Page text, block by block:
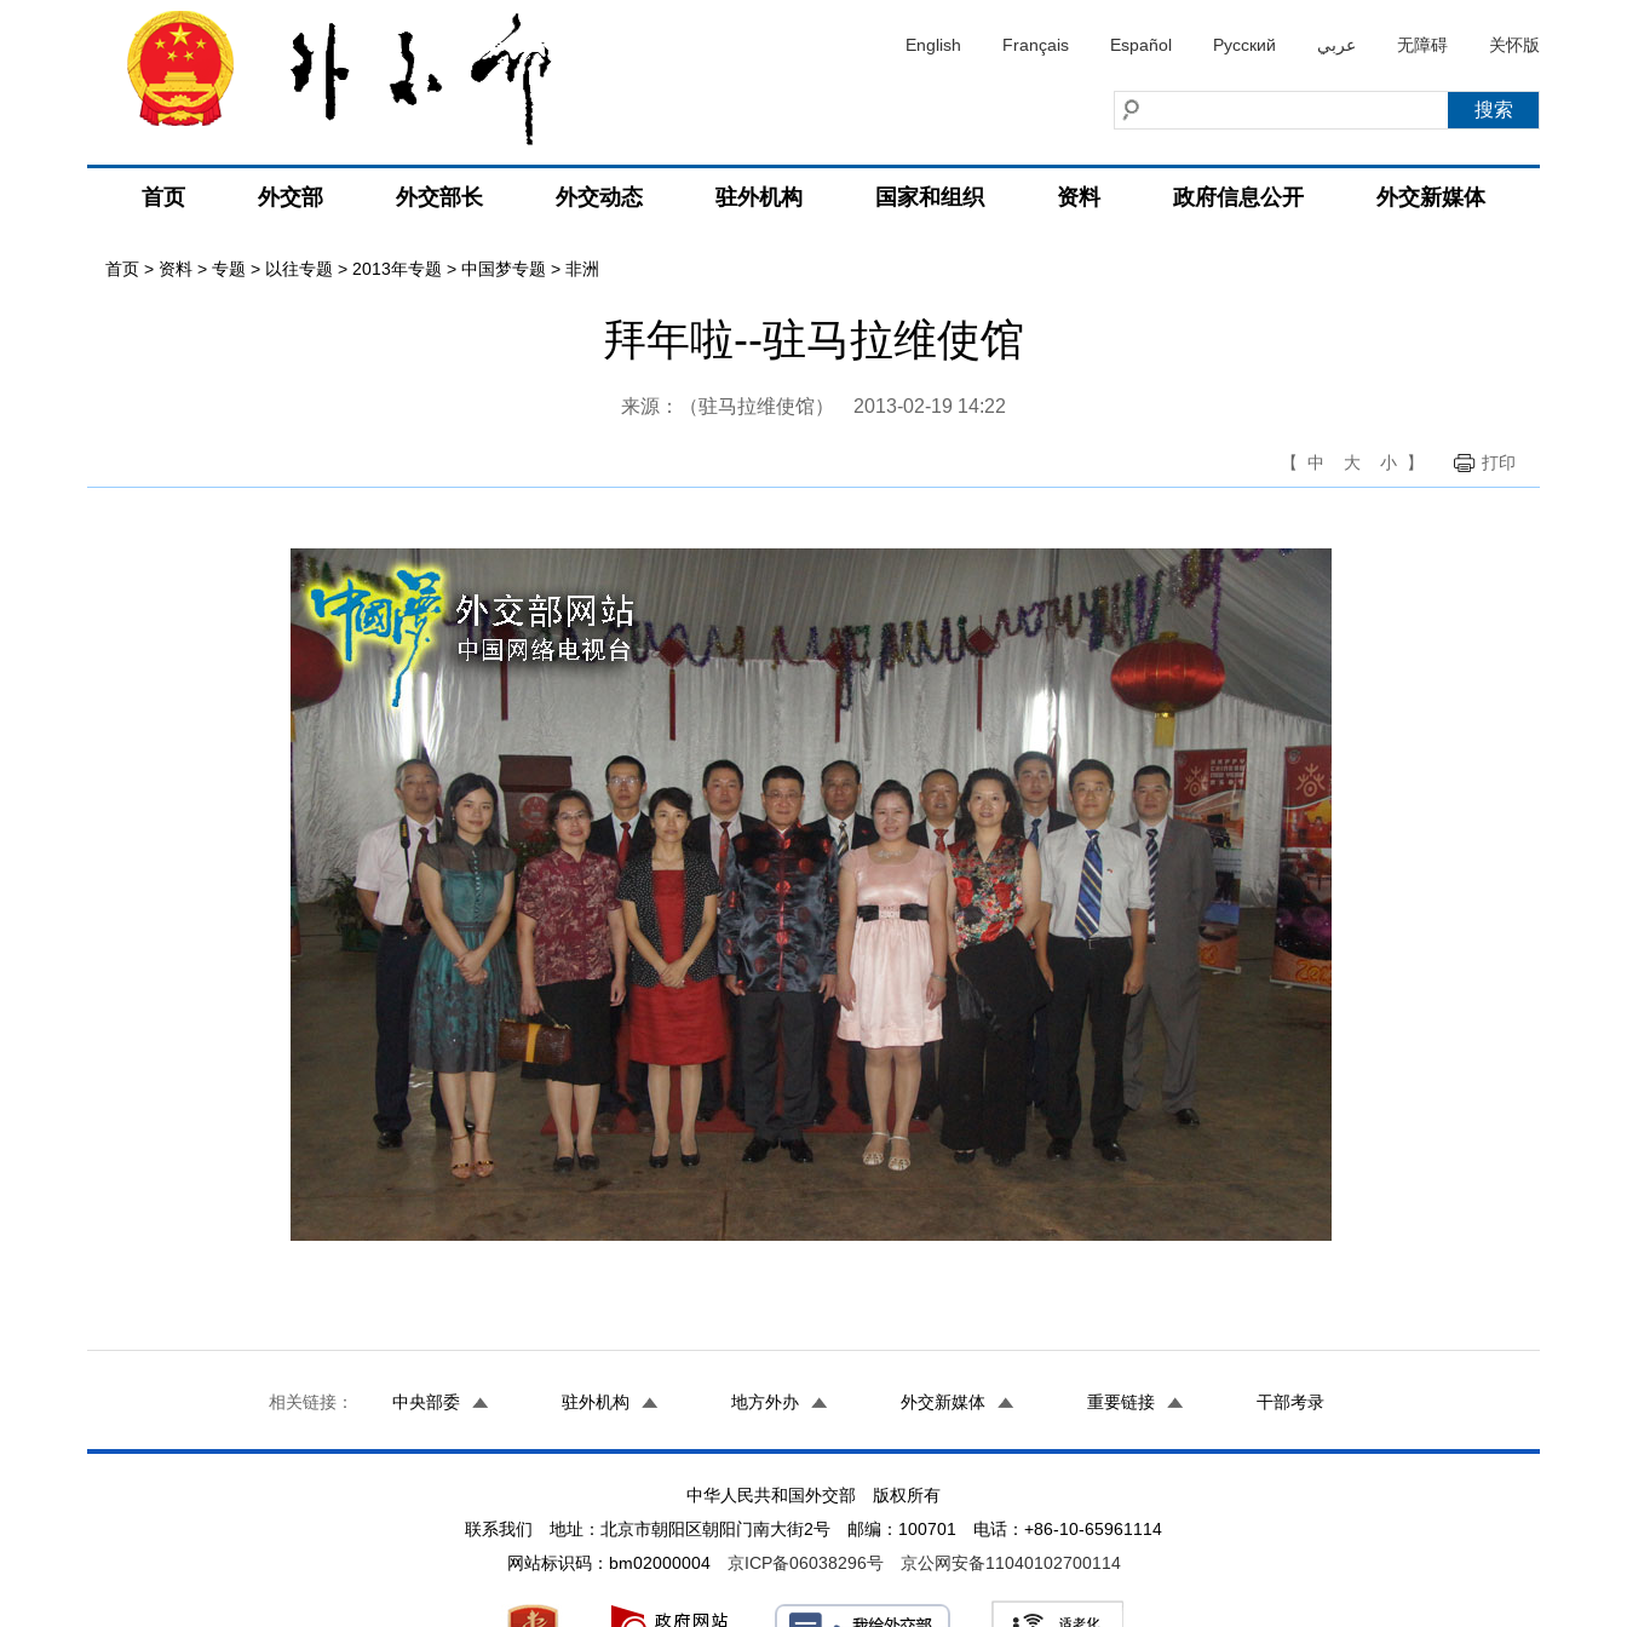
English Français Español Русский عربي 无障碍 关怀版
首页 外交部 外交部长 外交动态 驻外机构 国家和组织 资料 政府信息公开 外交新媒体
首页 > 资料 > 专题 > 以往专题 > 2013年专题 > 中国梦专题 > 非洲
拜年啦--驻马拉维使馆
来源：（驻马拉维使馆） 2013-02-19 14:22
【 中 大 小 】 打印
相关链接： 中央部委 驻外机构 地方外办 外交新媒体 重要链接 干部考录
中华人民共和国外交部 版权所有
联系我们 地址：北京市朝阳区朝阳门南大街2号 邮编：100701 电话：+86-10-65961114
网站标识码：bm02000004 京ICP备06038296号 京公网安备11040102700114